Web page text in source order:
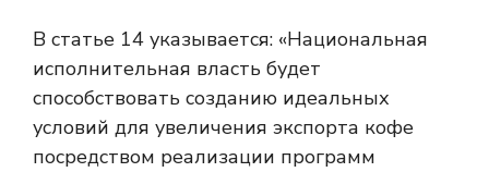
В статье 14 указывается: «Национальная
исполнительная власть будет
способствовать созданию идеальных
условий для увеличения экспорта кофе
посредством реализации программ